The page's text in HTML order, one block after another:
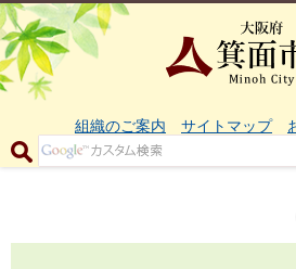
組織のご案内 サイトマップ